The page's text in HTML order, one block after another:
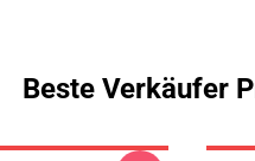
Beste Verkäufer